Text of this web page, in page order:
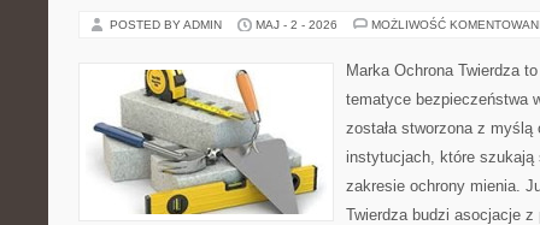
POSTED BY ADMIN MAJ - 2 - 2026 MOŻLIWOŚĆ
Marka Ochrona Twierdza
tematyce bezpieczeństwa
została stworzona z
instytucjach, które szukają
zakresie ochrony mienia.
Twierdza budzi asocjacje